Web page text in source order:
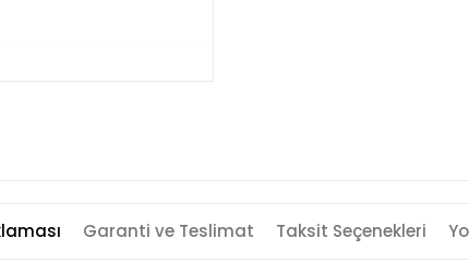
Garanti ve Teslimat Taksit Seçenekleri